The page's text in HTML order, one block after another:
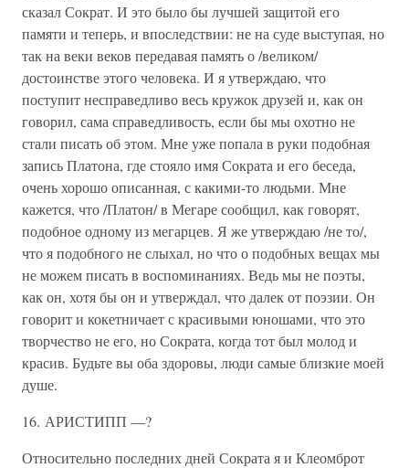
сказал Сократ. И это было бы лучшей защитой его
памяти и теперь, и впоследствии: не на суде выступая, но
так на веки веков передавая память о /великом/
достоинстве этого человека. И я утверждаю, что
поступит несправедливо весь кружок друзей и, как он
говорил, сама справедливость, если бы мы охотно не
стали писать об этом. Мне уже попала в руки подобная
запись Платона, где стояло имя Сократа и его беседа,
очень хорошо описанная, с какими-то людьми. Мне
кажется, что /Платон/ в Мегаре сообщил, как говорят,
подобное одному из мегарцев. Я же утверждаю /не то/,
что я подобного не слыхал, но что о подобных вещах мы
не можем писать в воспоминаниях. Ведь мы не поэты,
как он, хотя бы он и утверждал, что далек от поэзии. Он
говорит и кокетничает с красивыми юношами, что это
творчество не его, но Сократа, когда тот был молод и
красив. Будьте вы оба здоровы, люди самые близкие моей
душе.
16. АРИСТИПП —?
Относительно последних дней Сократа я и Клеомброт